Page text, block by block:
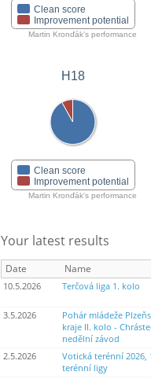
Clean score
Improvement potential
Martin Kronďák's performance
H18
Clean score
Improvement potential
Martin Kronďák's performance
Your latest results
Date Name
10.5.2026 Terčová liga 1. kolo
3.5.2026
Pohár mládeže
kraje II. kolo -
nedělní závod
2.5.2026
Votická terénní 2026,
terénní ligy